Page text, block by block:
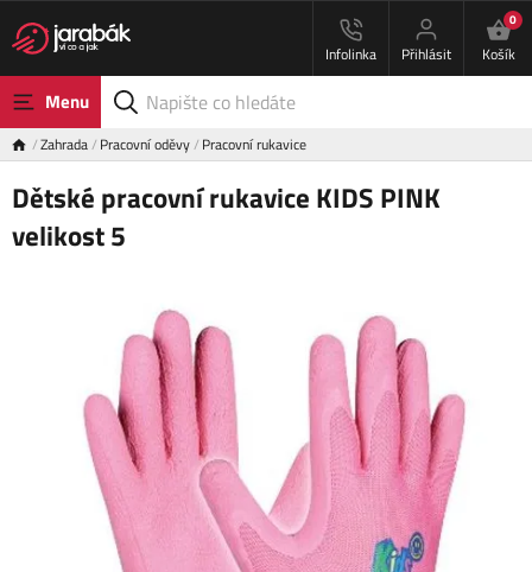
Infolinka Přihlásit
0
Košík
Menu
Zahrada Pracovní oděvy Pracovní rukavice
Dětské pracovní rukavice KIDS PINK
velikost 5